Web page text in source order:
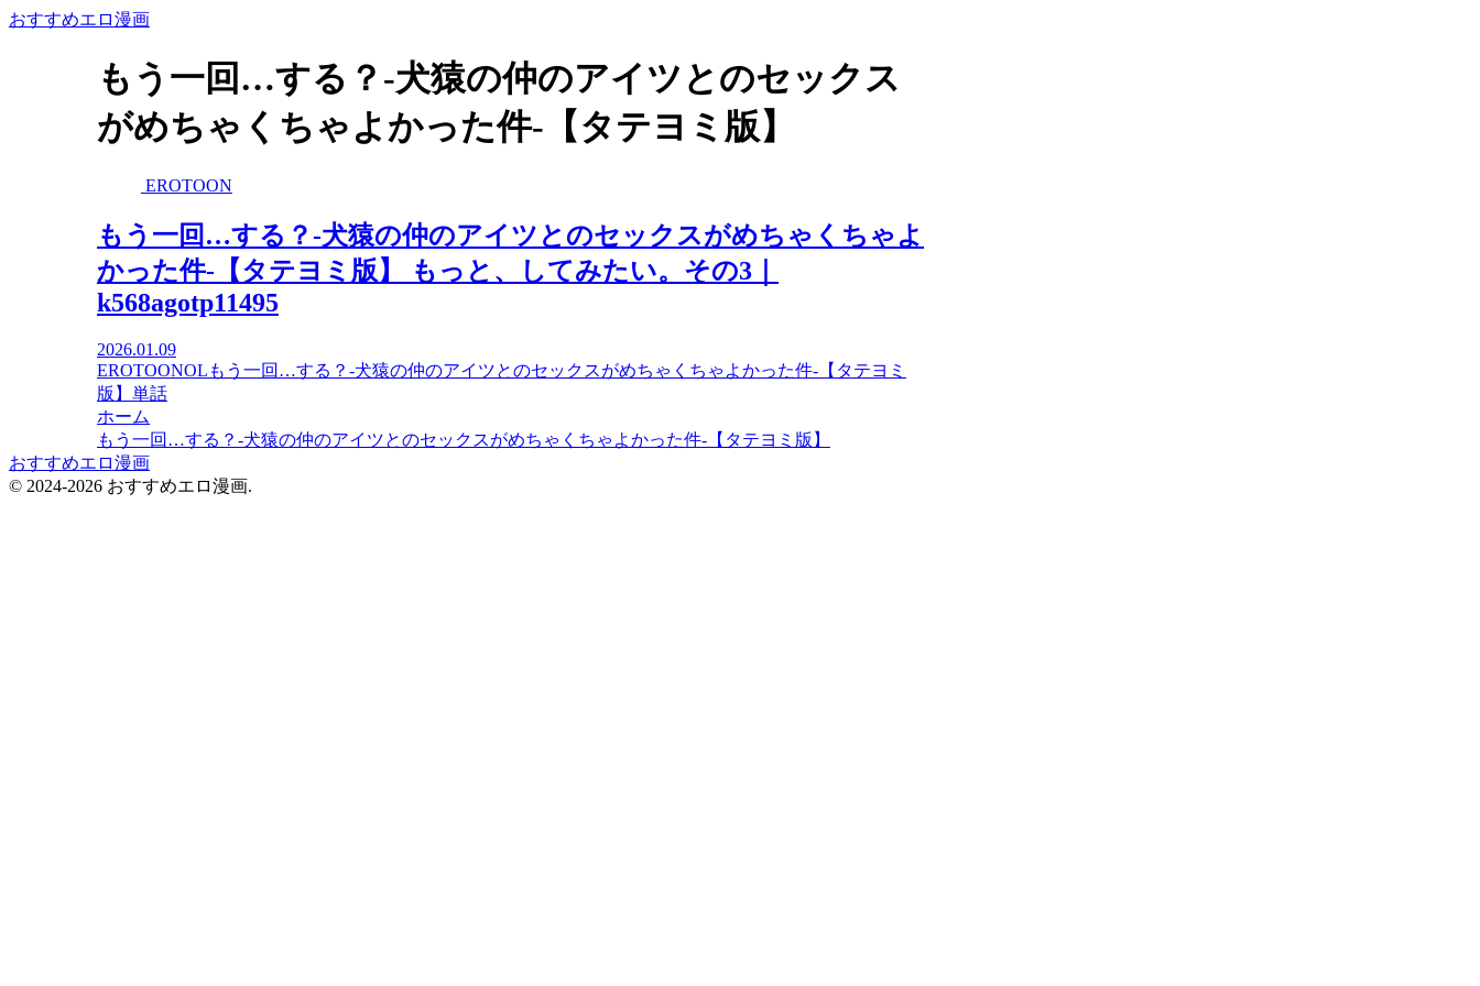
おすすめエロ漫画
もう一回…する？-犬猿の仲のアイツとのセックス
がめちゃくちゃよかった件-【タテヨミ版】
EROTOON
もう一回…する？-犬猿の仲のアイツとのセックスがめちゃくちゃよ
かった件-【タテヨミ版】 もっと、してみたい。その3｜
k568agotp11495
2026.01.09
EROTOONOL もう一回…する？-犬猿の仲のアイツとのセックスがめちゃくちゃよかった件-【タテヨミ
版】 単話
ホーム
もう一回…する？-犬猿の仲のアイツとのセックスがめちゃくちゃよかった件-【タテヨミ版】
おすすめエロ漫画
© 2024-2026 おすすめエロ漫画.